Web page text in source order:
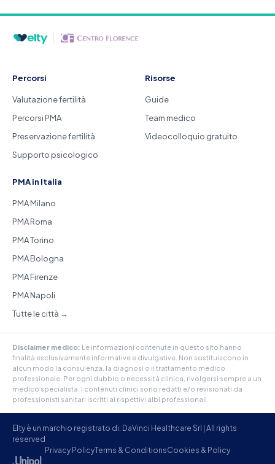
Percorsi
Valutazione fertilità
Percorsi PMA
Preservazione fertilità
Supporto psicologico
Risorse
Guide
Team medico
Videocolloquio gratuito
PMA in Italia
PMA Milano
PMA Roma
PMA Torino
PMA Bologna
PMA Firenze
PMA Napoli
Tutte le città →
Disclaimer medico: Le informazioni contenute in questo sito hanno
finalità esclusivamente informative e divulgative. Non sostituiscono in
alcun modo la consulenza, la diagnosi o il trattamento medico
professionale. Per ogni dubbio o necessità clinica, rivolgersi sempre a un
medico specialista. I contenuti clinici sono redatti e/o revisionati da
professionisti sanitari iscritti ai rispettivi albi professionali.
Elty è un marchio registrato di: DaVinci Healthcare Srl | All rights
reserved
Privacy PolicyTerms & ConditionsCookies & Policy